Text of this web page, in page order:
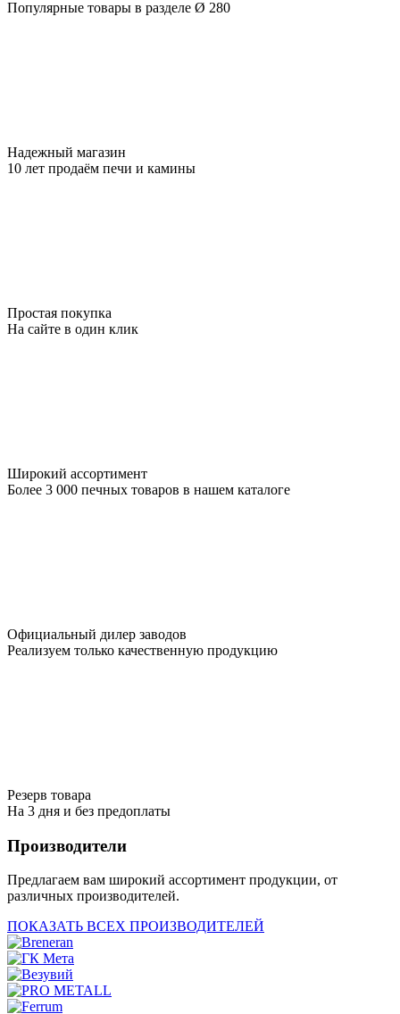
Популярные товары в разделе Ø 280
Надежный магазин
10 лет продаём печи и камины
Простая покупка
На сайте в один клик
Широкий ассортимент
Более 3 000 печных товаров в нашем каталоге
Официальный дилер заводов
Реализуем только качественную продукцию
Резерв товара
На 3 дня и без предоплаты
Производители
Предлагаем вам широкий ассортимент продукции, от
различных производителей.
ПОКАЗАТЬ ВСЕХ ПРОИЗВОДИТЕЛЕЙ